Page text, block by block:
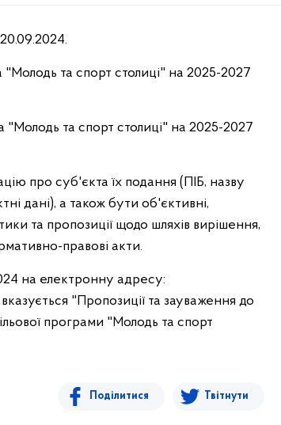
та спорт столиці" на 2025-2027
"Молодь та спорт столиці" на 2025-2027
про суб'єкта їх подання (ПІБ, назву
дані), а також бути об'єктивні,
та пропозиції щодо шляхів вирішення,
правові акти.
на електронну адресу:
"Пропозиції та зауваження до
програми "Молодь та спорт
Поділитися Твітнути